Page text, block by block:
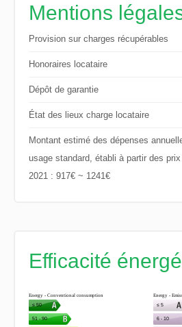
Mentions
Provision sur charges récupérables
Honoraires locataire
Dépôt de garantie
État des lieux charge locataire
Montant estimé des dépenses
usage standard, établi à partir des
2021 : 917€ ~ 1241€
Efficacité